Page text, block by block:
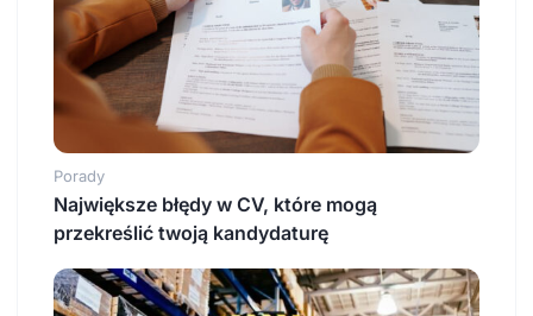
Porady
Największe błędy w CV, które mogą
przekreślić twoją kandydaturę